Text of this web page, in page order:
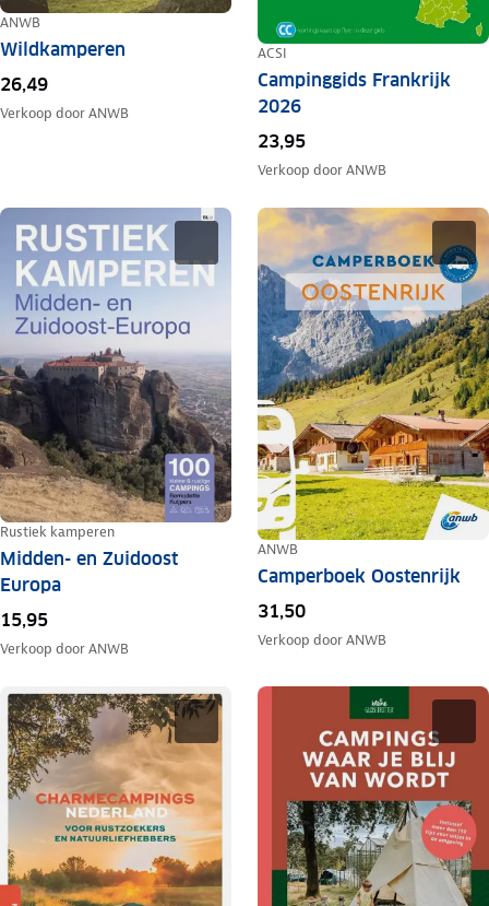
ANWB
Wildkamperen
26,49
Verkoop doorANWB
ACSI
Campinggids Frankrijk
2026
23,95
Verkoop doorANWB
Rustiek kamperen
Midden- en Zuidoost
Europa
15,95
Verkoop doorANWB
ANWB
Camperboek Oostenrijk
31,50
Verkoop doorANWB